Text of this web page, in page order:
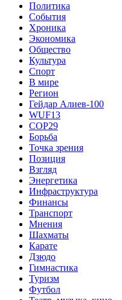
Политика
События
Хроника
Экономика
Общество
Культура
Спорт
В мире
Регион
Гейдар Алиев-100
WUF13
COP29
Борьба
Точка зрения
Позиция
Взгляд
Энергетика
Инфраструктура
Финансы
Транспорт
Мнения
Шахматы
Карате
Дзюдо
Гимнастика
Туризм
Футбол